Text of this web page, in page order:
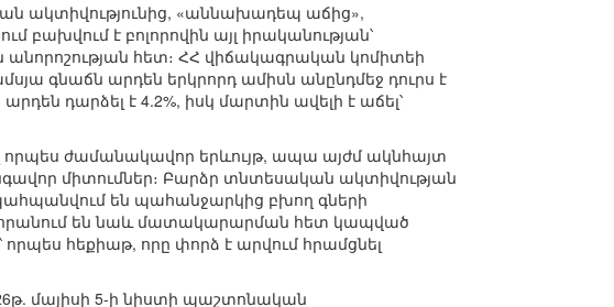
ակտիվությունից, «աննախադեպ աճից»,
բախվում է բոլորովին այլ իրականության՝
հետ։ ՀՀ վիճակագրական կոմիտեի
գնաճն արդեն երկրորդ ամիսն անընդմեջ դուրս է
դարձել է 4.2%, իսկ մարտին ավելի է աճել՝
որպես ժամանակավոր երևույթ, ապա այժմ ակնհայտ
միտումներ։ Բարձր տնտեսական ակտիվության
են պահանջարկից բխող գների
են նաև մատակարարման հետ կապված
որպես հեքիաթ, որը փորձ է արվում հրամցնել
մայիսի 5-ի նիստի պաշտոնական